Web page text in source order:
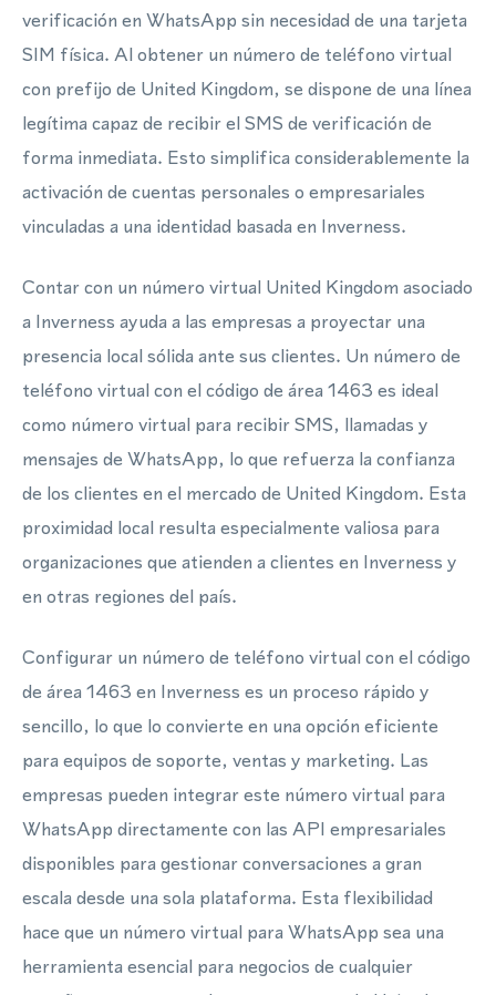
verificación en WhatsApp sin necesidad de una tarjeta
SIM física. Al obtener un número de teléfono virtual
con prefijo de United Kingdom, se dispone de una línea
legítima capaz de recibir el SMS de verificación de
forma inmediata. Esto simplifica considerablemente la
activación de cuentas personales o empresariales
vinculadas a una identidad basada en Inverness.
Contar con un número virtual United Kingdom asociado
a Inverness ayuda a las empresas a proyectar una
presencia local sólida ante sus clientes. Un número de
teléfono virtual con el código de área 1463 es ideal
como número virtual para recibir SMS, llamadas y
mensajes de WhatsApp, lo que refuerza la confianza
de los clientes en el mercado de United Kingdom. Esta
proximidad local resulta especialmente valiosa para
organizaciones que atienden a clientes en Inverness y
en otras regiones del país.
Configurar un número de teléfono virtual con el código
de área 1463 en Inverness es un proceso rápido y
sencillo, lo que lo convierte en una opción eficiente
para equipos de soporte, ventas y marketing. Las
empresas pueden integrar este número virtual para
WhatsApp directamente con las API empresariales
disponibles para gestionar conversaciones a gran
escala desde una sola plataforma. Esta flexibilidad
hace que un número virtual para WhatsApp sea una
herramienta esencial para negocios de cualquier